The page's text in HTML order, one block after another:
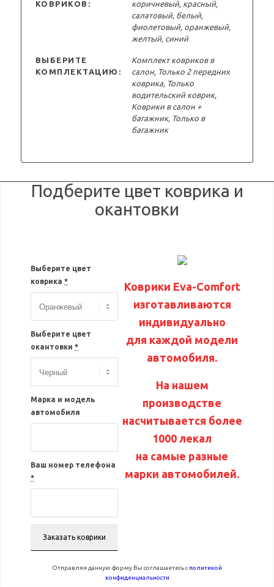
КОВРИКОВ:
коричневый, красный,
салатовый, белый,
фиолетовый, оранжевый,
желтый, синий
ВЫБЕРИТЕ
КОМПЛЕКТАЦИЮ:
Комплект ковриков в
салон, Только 2 передних
коврика, Только
водительский коврик,
Коврики в салон +
багажник, Только в
багажник
Подберите цвет коврика и
окантовки
Выберите цвет
коврика *
Выберите цвет
окантовки *
Марка и модель
автомобиля
Ваш номер телефона
*
Коврики Eva-Comfort
изготавливаются
индивидуально
для каждой модели
автомобиля.
На нашем
производстве
насчитывается более
1000 лекал
на самые разные
марки автомобилей.
Отправляя данную форму Вы соглашаетесь с политикой
конфиденциальности